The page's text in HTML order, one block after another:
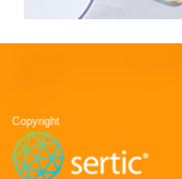
Copyright